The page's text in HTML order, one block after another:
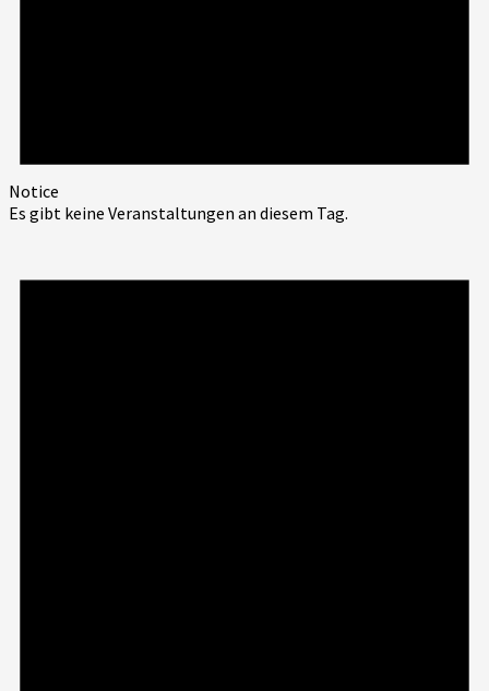
Notice
Es gibt keine Veranstaltungen an diesem Tag.